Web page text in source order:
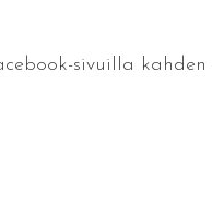
sivuilla kahden